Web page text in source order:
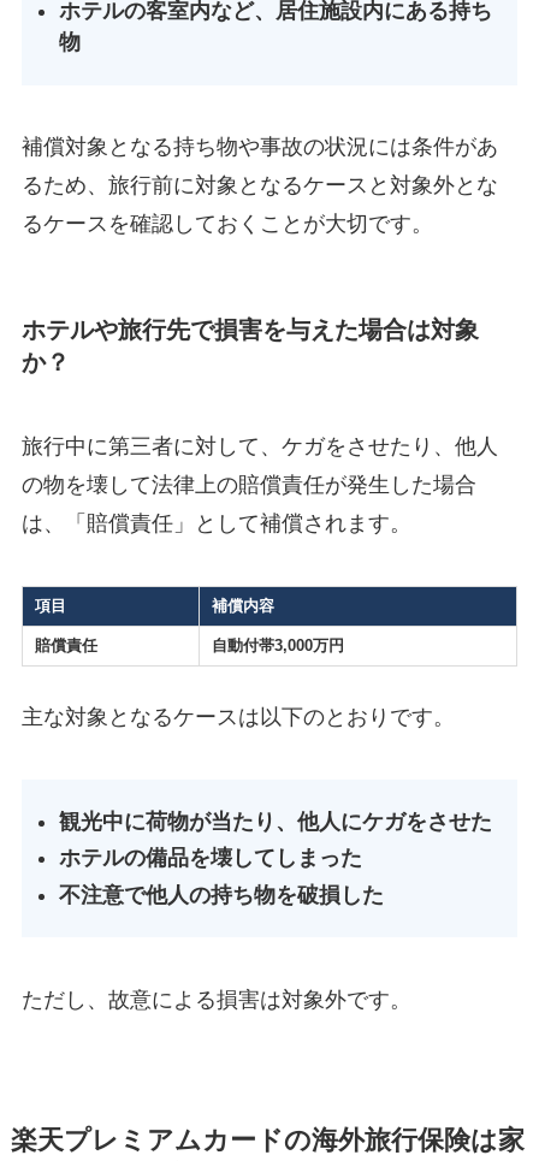
ホテルの客室内など、居住施設内にある持ち
物
補償対象となる持ち物や事故の状況には条件があ
るため、旅行前に対象となるケースと対象外とな
るケースを確認しておくことが大切です。
ホテルや旅行先で損害を与えた場合は対象
か？
旅行中に第三者に対して、ケガをさせたり、他人
の物を壊して法律上の賠償責任が発生した場合
は、「賠償責任」として補償されます。
項目 補償内容
賠償責任 自動付帯3,000万円
主な対象となるケースは以下のとおりです。
観光中に荷物が当たり、他人にケガをさせた
ホテルの備品を壊してしまった
不注意で他人の持ち物を破損した
ただし、故意による損害は対象外です。
楽天プレミアムカードの海外旅行保険は家